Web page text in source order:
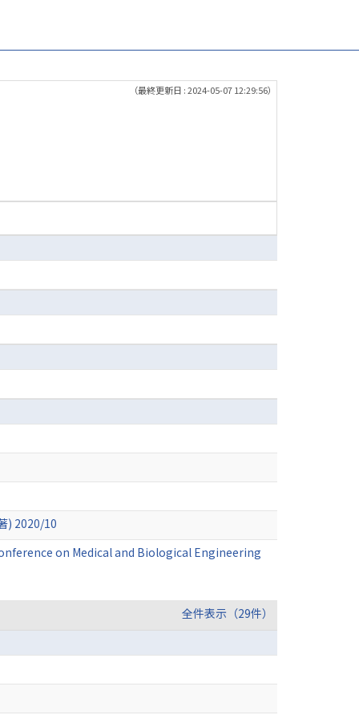
（最終更新日 : 2024-05-07 12:29:56）
) 2020/10
on Medical and Biological Engineering
全件表示（29件）